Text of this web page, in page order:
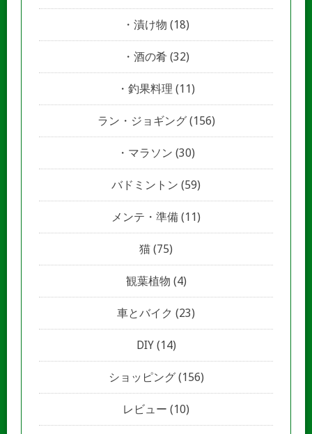
漬け物 (18)
酒の肴 (32)
釣果料理 (11)
ラン・ジョギング(156)
マラソン (30)
バドミントン (59)
メンテ・準備 (11)
猫 (75)
観葉植物 (4)
車とバイク (23)
DIY(14)
ショッピング(156)
レビュー (10)